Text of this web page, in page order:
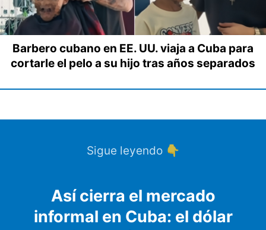
Barbero cubano en EE. UU. viaja a Cuba para
cortarle el pelo a su hijo tras años separados
Sigue leyendo 👇